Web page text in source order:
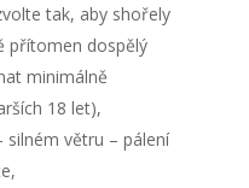
tak, aby shořely
přítomen dospělý
minimálně
18 let),
silném větru – pálení